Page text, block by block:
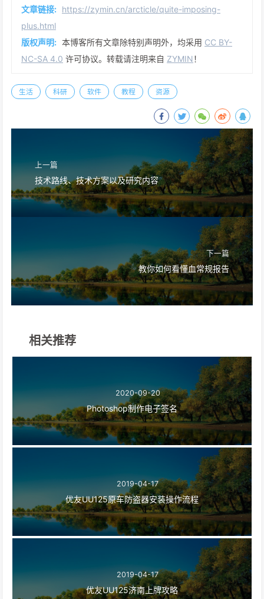
文章链接: https://zymin.cn/arcticle/quite-imposing-
plus.html
版权声明: 本博客所有文章除特别声明外，均采用 CC BY-
NC-SA 4.0 许可协议。转载请注明来自 ZYMIN！
生活 科研 软件 教程 资源
上一篇
技术路线、技术方案以及研究内容
下一篇
教你如何看懂血常规报告
相关推荐
2020-09-20
Photoshop制作电子签名
2019-04-17
优友UU125原车防盗器安装操作流程
2019-04-17
优友UU125济南上牌攻略